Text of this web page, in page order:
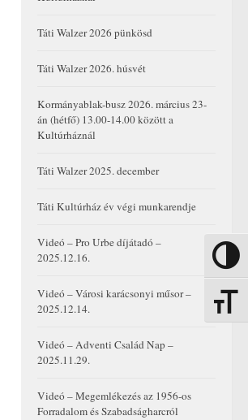
Nagy
Táti Walzer 2026 pünkösd
Táti Walzer 2026. húsvét
Kormányablak-busz 2026. március 23-
án (hétfő) 13.00-14.00 között a
Kultúrháznál
Táti Walzer 2025. december
Táti Kultúrház év végi munkarendje
Videó – Pro Urbe díjátadó –
2025.12.16.
Videó – Városi karácsonyi műsor –
2025.12.14.
Videó – Adventi Család Nap –
2025.11.29.
Videó – Megemlékezés az 1956-os
Forradalom és Szabadságharcról